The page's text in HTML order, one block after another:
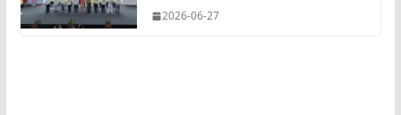
2026-06-27